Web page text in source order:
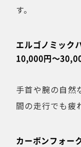
す。
エルゴノミック
10,000円〜
手首や腕の自然
間の走行でも疲
カーボンフォー